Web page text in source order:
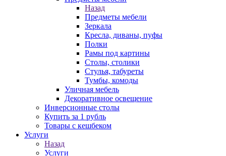
Назад
Предметы мебели
Зеркала
Кресла, диваны, пуфы
Полки
Рамы под картины
Столы, столики
Стулья, табуреты
Тумбы, комоды
Уличная мебель
Декоративное освещение
Инверсионные столы
Купить за 1 рубль
Товары с кешбеком
Услуги
Назад
Услуги